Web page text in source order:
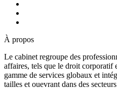
À propos
Le cabinet regroupe des
affaires, tels que le droit corporatif
gamme de services globaux et
tailles et ouevrant dans des